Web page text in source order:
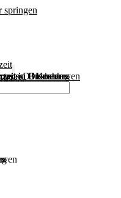
springen
in Bremen
in Bremerhaven
in Cuxhaven
in Oldenburg
DJ Kosten